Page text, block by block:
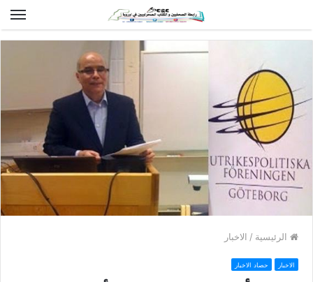
الرئيسية / الاخبار
الاخبار حصاد الاخبار